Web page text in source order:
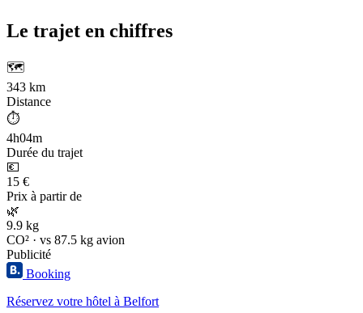
Le trajet en chiffres
🗺️
343 km
Distance
⏱️
4h04m
Durée du trajet
💶
15 €
Prix à partir de
🌿
9.9 kg
CO² · vs 87.5 kg avion
Publicité
Booking
Réservez votre hôtel à Belfort